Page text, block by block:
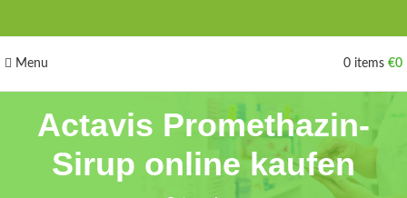
Menu 0 items €0
Actavis Promethazin-
Sirup online kaufen